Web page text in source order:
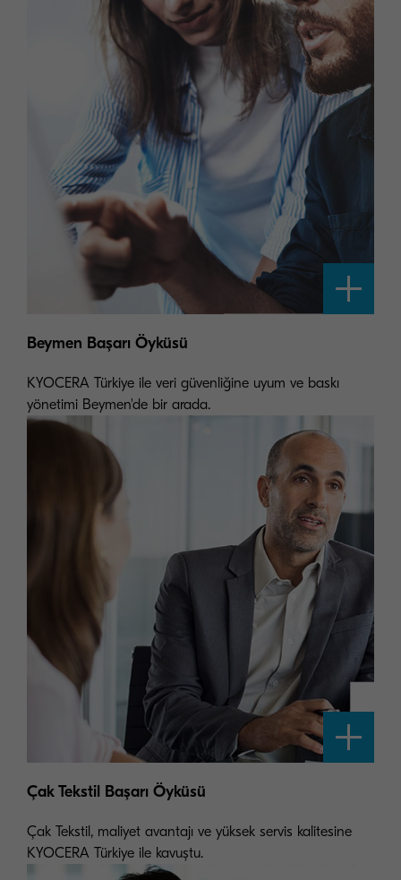
Beymen Başarı Öyküsü
KYOCERA Türkiye ile veri güvenliğine uyum ve baskı
yönetimi Beymen'de bir arada.
Çak Tekstil Başarı Öyküsü
Çak Tekstil, maliyet avantajı ve yüksek servis kalitesine
KYOCERA Türkiye ile kavuştu.